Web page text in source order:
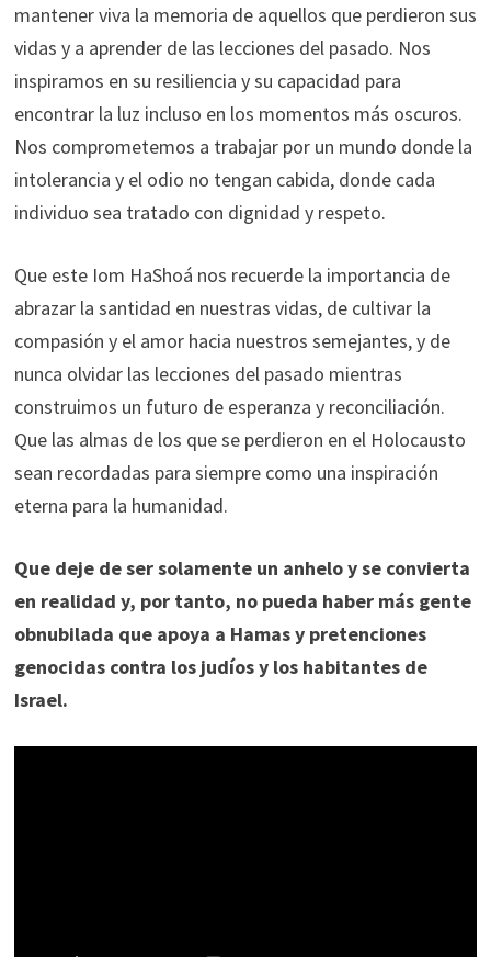
mantener viva la memoria de aquellos que perdieron sus
vidas y a aprender de las lecciones del pasado. Nos
inspiramos en su resiliencia y su capacidad para
encontrar la luz incluso en los momentos más oscuros.
Nos comprometemos a trabajar por un mundo donde la
intolerancia y el odio no tengan cabida, donde cada
individuo sea tratado con dignidad y respeto.
Que este Iom HaShoá nos recuerde la importancia de
abrazar la santidad en nuestras vidas, de cultivar la
compasión y el amor hacia nuestros semejantes, y de
nunca olvidar las lecciones del pasado mientras
construimos un futuro de esperanza y reconciliación.
Que las almas de los que se perdieron en el Holocausto
sean recordadas para siempre como una inspiración
eterna para la humanidad.
Que deje de ser solamente un anhelo y se convierta
en realidad y, por tanto, no pueda haber más gente
obnubilada que apoya a Hamas y pretenciones
genocidas contra los judíos y los habitantes de
Israel.